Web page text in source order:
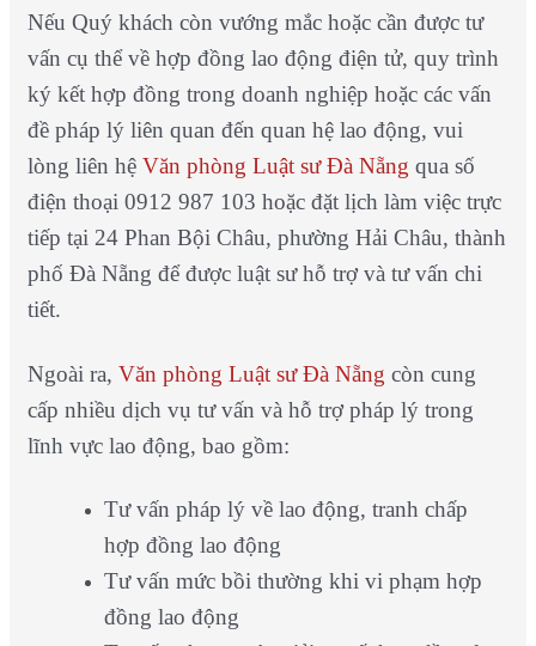
Nếu Quý khách còn vướng mắc hoặc cần được tư
vấn cụ thể về hợp đồng lao động điện tử, quy trình
ký kết hợp đồng trong doanh nghiệp hoặc các vấn
đề pháp lý liên quan đến quan hệ lao động, vui
lòng liên hệ Văn phòng Luật sư Đà Nẵng qua số
điện thoại 0912 987 103 hoặc đặt lịch làm việc trực
tiếp tại 24 Phan Bội Châu, phường Hải Châu, thành
phố Đà Nẵng để được luật sư hỗ trợ và tư vấn chi
tiết.
Ngoài ra, Văn phòng Luật sư Đà Nẵng còn cung
cấp nhiều dịch vụ tư vấn và hỗ trợ pháp lý trong
lĩnh vực lao động, bao gồm:
Tư vấn pháp lý về lao động, tranh chấp
hợp đồng lao động
Tư vấn mức bồi thường khi vi phạm hợp
đồng lao động